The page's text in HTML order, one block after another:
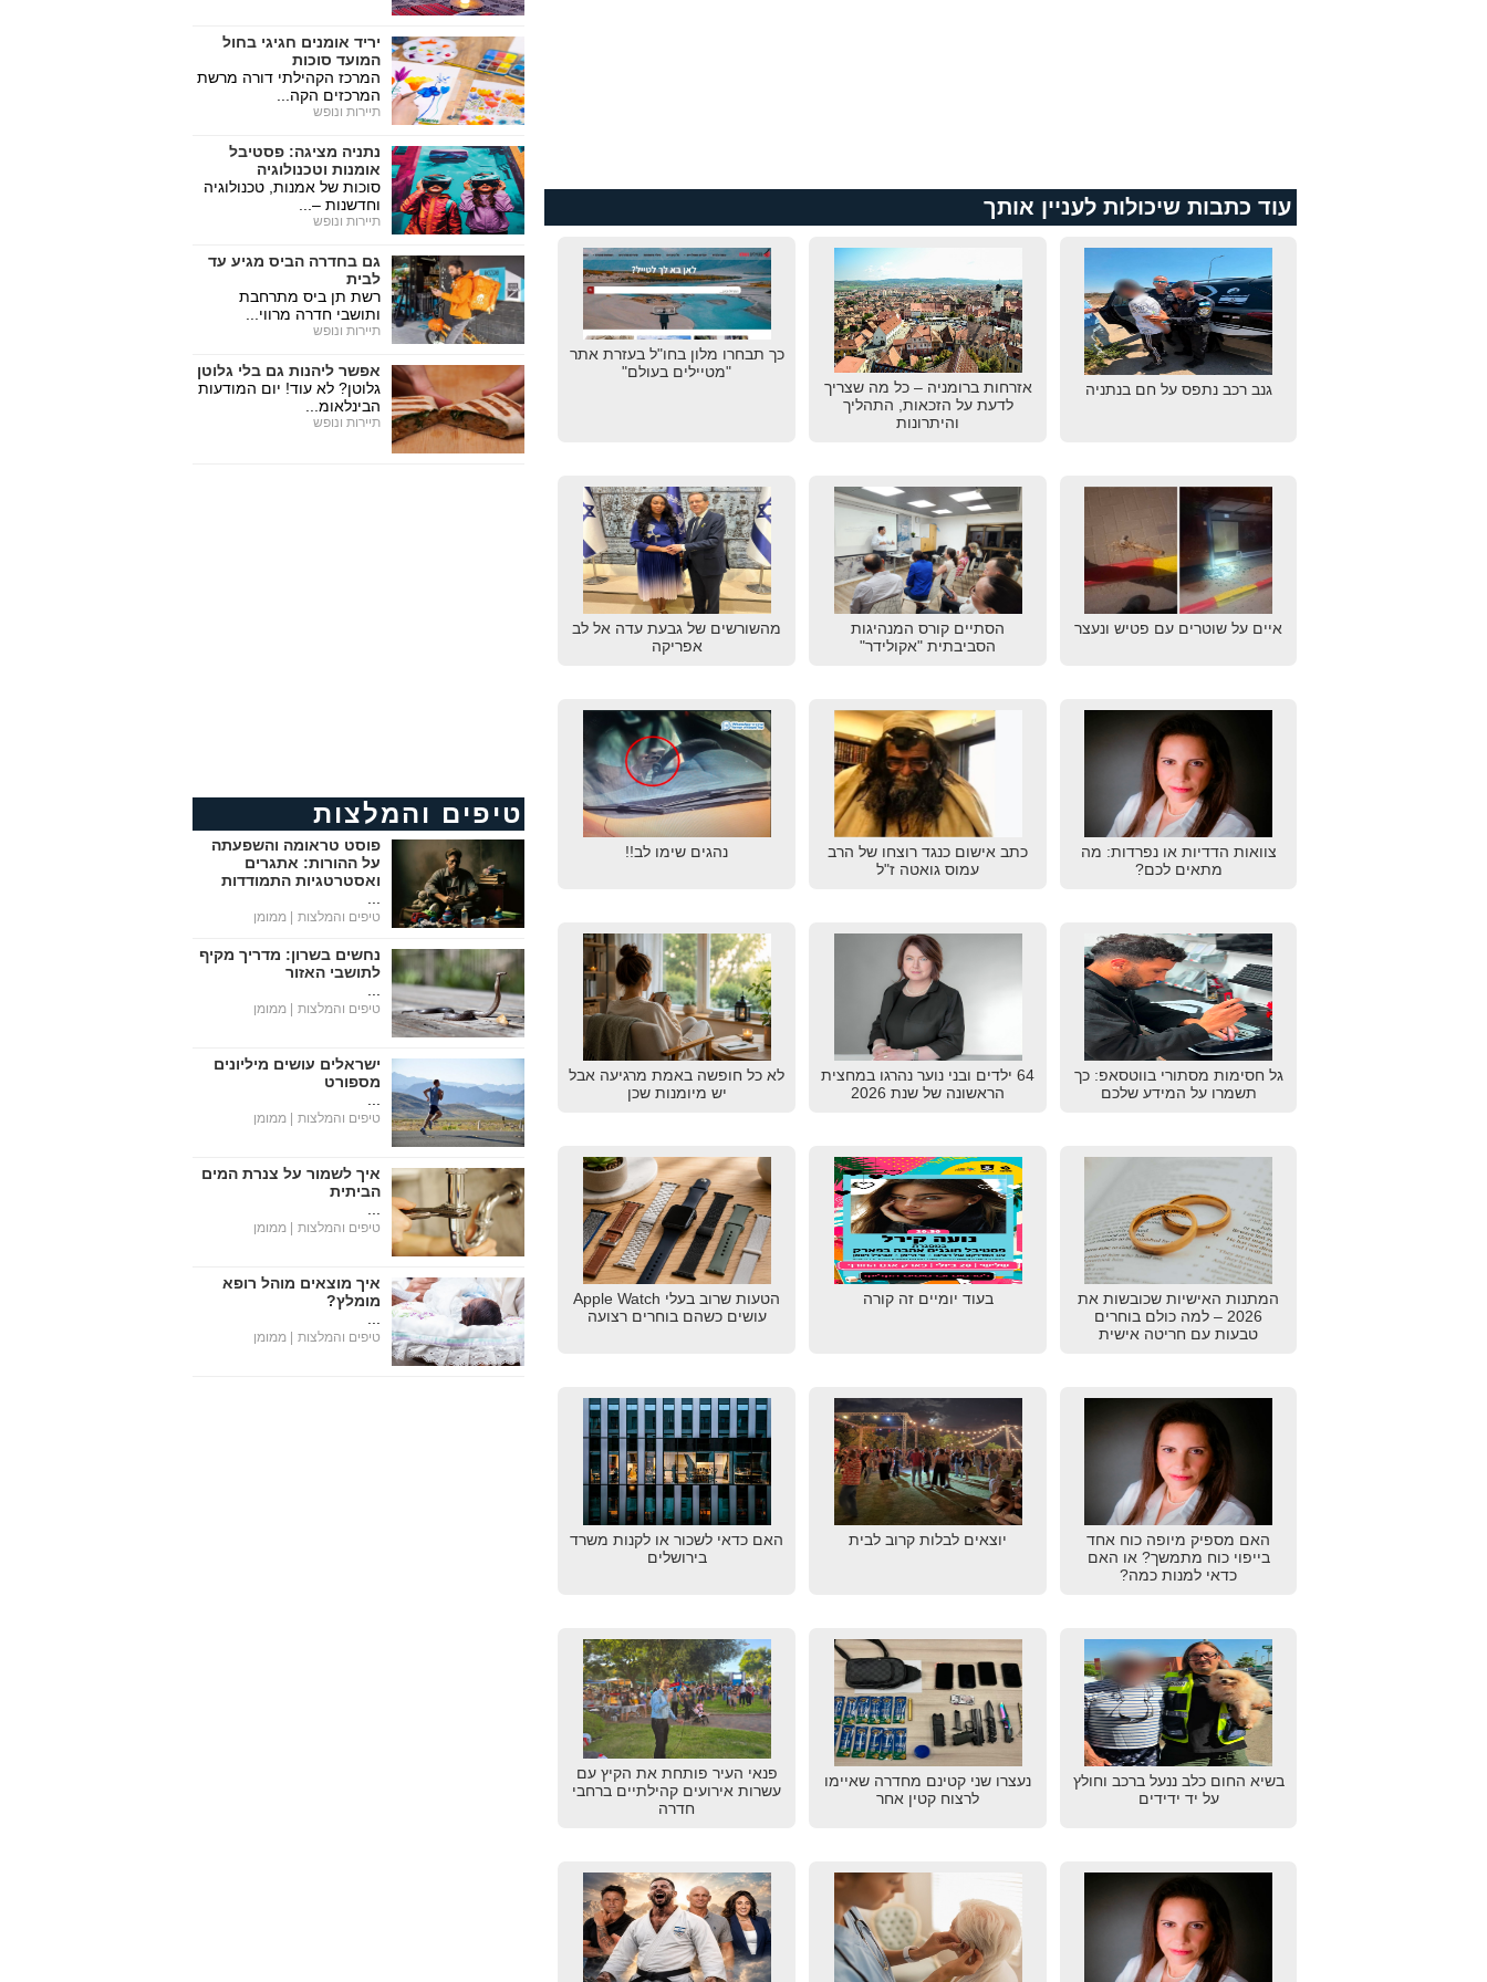
עוד כתבות שיכולות לעניין אותך
גנב רכב נתפס על חם בנתניה
אזרחות ברומניה – כל מה שצריך
לדעת על הזכאות, התהליך
והיתרונות
כך תבחרו מלון בחו"ל בעזרת אתר
"מטיילים בעולם"
איים על שוטרים עם פטיש ונעצר
הסתיים קורס המנהיגות
הסביבתית "אקולידר"
מהשורשים של גבעת עדה אל לב
אפריקה
צוואות הדדיות או נפרדות: מה
מתאים לכם?
כתב אישום כנגד רוצחו של הרב
עמוס גואטה ז"ל
נהגים שימו לב!!
גל חסימות מסתורי בווטסאפ: כך
תשמרו על המידע שלכם
64 ילדים ובני נוער נהרגו במחצית
הראשונה של שנת 2026
לא כל חופשה באמת מרגיעה אבל
יש מיומנות שכן
המתנות האישיות שכובשות את
2026 – למה כולם בוחרים
טבעות עם חריטה אישית
בעוד יומיים זה קורה
הטעות שרוב בעלי Apple Watch
עושים כשהם בוחרים רצועה
האם מספיק מיופה כוח אחד
בייפוי כוח מתמשך? או האם
כדאי למנות כמה?
יוצאים לבלות קרוב לבית
האם כדאי לשכור או לקנות משרד
בירושלים
בשיא החום כלב ננעל ברכב וחולץ
על יד ידידים
נעצרו שני קטינם מחדרה שאיימו
לרצוח קטין אחר
פנאי העיר פותחת את הקיץ עם
עשרות אירועים קהילתיים ברחבי
חדרה
יריד אומנים חגיגי בחול
המועד סוכות
המרכז הקהילתי דורה מרשת
המרכזים הקה...
תיירות ונופש
נתניה מציגה: פסטיבל
אומנות וטכנולוגיה
סוכות של אמנות, טכנולוגיה
וחדשנות –...
תיירות ונופש
גם בחדרה הביס מגיע עד
לבית
רשת תן ביס מתרחבת
ותושבי חדרה מרווי...
תיירות ונופש
אפשר ליהנות גם בלי גלוטן
גלוטן? לא עוד! יום המודעות
הבינלאומ...
תיירות ונופש
טיפים והמלצות
פוסט טראומה והשפעתה
על ההורות: אתגרים
ואסטרטגיות התמודדות
טיפים והמלצות | ממומן
נחשים בשרון: מדריך מקיף
לתושבי האזור
טיפים והמלצות | ממומן
ישראלים עושים מיליונים
מספורט
טיפים והמלצות | ממומן
איך לשמור על צנרת המים
הביתית
טיפים והמלצות | ממומן
איך מוצאים מוהל רופא
מומלץ?
טיפים והמלצות | ממומן